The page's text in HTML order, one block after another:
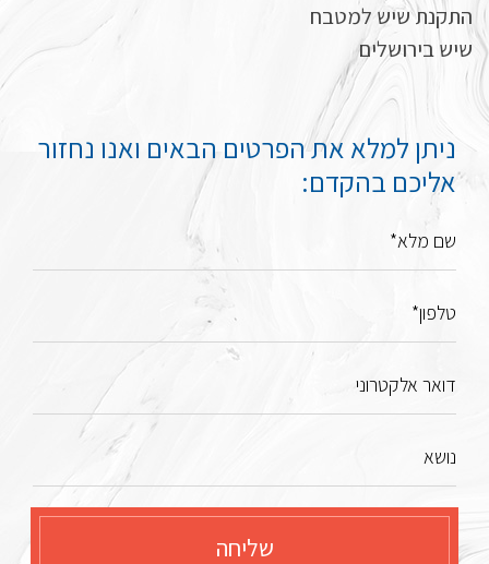
התקנת שיש למטבח
שיש בירושלים
ניתן למלא את הפרטים הבאים ואנו נחזור
אליכם בהקדם:
שם מלא*
טלפון*
דואר אלקטרוני
נושא
שליחה